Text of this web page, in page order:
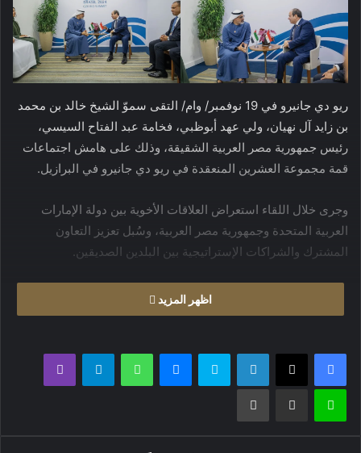
ريو دي جانيرو في 19 نوفمبر/ وام/ التقى سموّ الشيخ خالد بن محمد
بن زايد آل نهيان، ولي عهد أبوظبي، فخامة عبد الفتاح السيسي،
رئيس جمهورية مصر العربية الشقيقة، وذلك على هامش اجتماعات
قمة مجموعة العشرين المنعقدة في ريو دي جانيرو في البرازيل.
وجرى خلال اللقاء استعراض العلاقات الأخوية بين دولة الإمارات
العربية المتحدة وجمهورية مصر العربية، وسُبل تعزيز التعاون
المشترك والشراكات الإستراتيجية بين البلدين الصديقين.
وتناول اللقاء عدداً من الموضوعات والقضايا المطروحة على جدول
أعمال قمة مجموعة العشرين في نسختها التاسعة عشرة، وأهمية
وأكَّد سموّ الشيخ خالد بن محمد بن زايد آل نهيان، عمق العلاقات
الإستراتيجية التي تجمع بين البلدين، مشدداً سموّه على حرص
القيادة الرشيدة على تعزيز التعاون والتنسيق مع جمهورية مصر
اظهر المزيد
فيسبوك X لينكدإن سكايب ماسنجر واتساب تيلقرام ڤايبر
لاين مشاركة عبر البريد طباعة